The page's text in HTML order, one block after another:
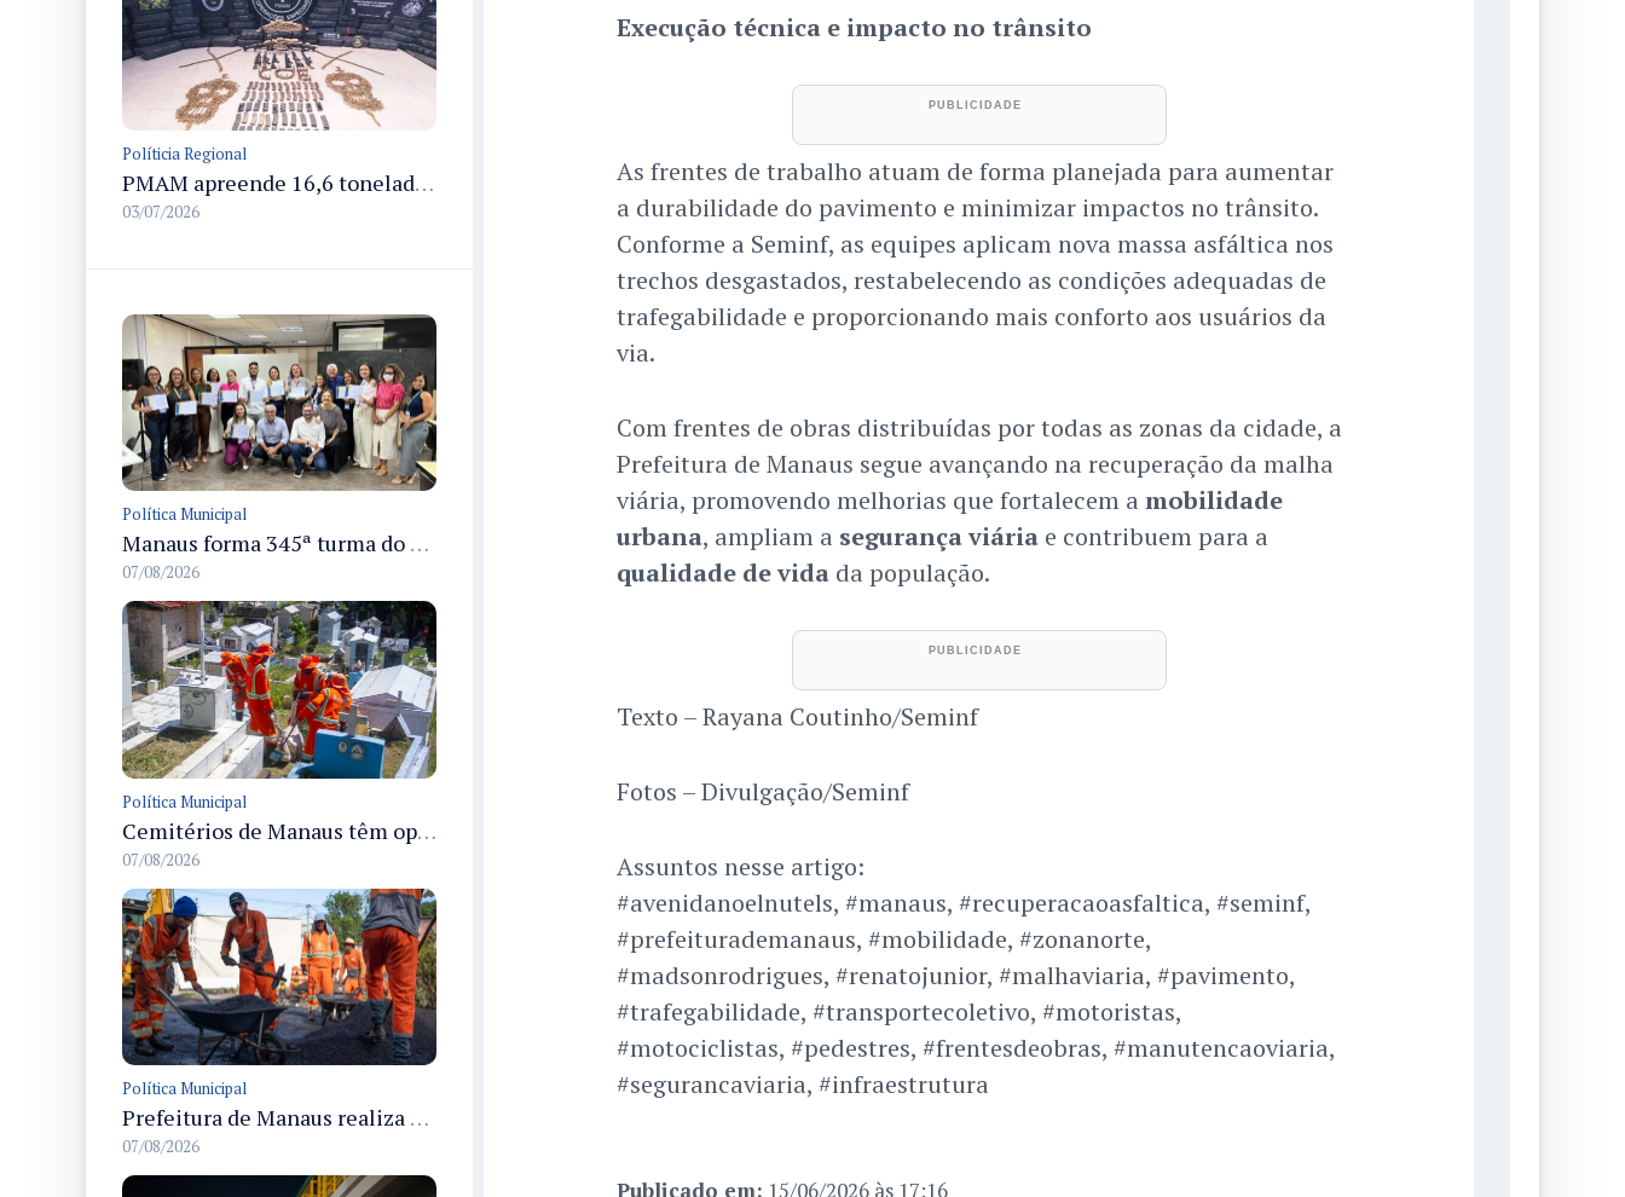
Políticia Regional
PMAM apreende 16,6 toneladas de entorpecentes e registra aumento nas prisões em flagrante e nas capturas de foragidos no primeiro semestre de 2026
03/07/2026
Política Municipal
Manaus forma 345ª turma do Empretec e amplia qualificação de empreendedores na cidade
07/08/2026
Política Municipal
Cemitérios de Manaus têm operação concluída e estrutura pronta para receber famílias no Dia dos Pais
07/08/2026
Política Municipal
Prefeitura de Manaus realiza recuperação asfáltica na rua Canário do Campo e amplia mobilidade na zona Norte
07/08/2026
Execução técnica e impacto no trânsito
As frentes de trabalho atuam de forma planejada para aumentar
a durabilidade do pavimento e minimizar impactos no trânsito.
Conforme a Seminf, as equipes aplicam nova massa asfáltica nos
trechos desgastados, restabelecendo as condições adequadas de
trafegabilidade e proporcionando mais conforto aos usuários da
via.
Com frentes de obras distribuídas por todas as zonas da cidade, a
Prefeitura de Manaus segue avançando na recuperação da malha
viária, promovendo melhorias que fortalecem a mobilidade
urbana, ampliam a segurança viáriae contribuem para a
qualidade de vidada população.
Texto – Rayana Coutinho/Seminf
Fotos – Divulgação/Seminf
Assuntos nesse artigo:
#avenidanoelnutels, #manaus, #recuperacaoasfaltica, #seminf,
#prefeiturademanaus, #mobilidade, #zonanorte,
#madsonrodrigues, #renatojunior, #malhaviaria, #pavimento,
#trafegabilidade, #transportecoletivo, #motoristas,
#motociclistas, #pedestres, #frentesdeobras, #manutencaoviaria,
#segurancaviaria, #infraestrutura
Publicado em: 15/06/2026 às 17:16